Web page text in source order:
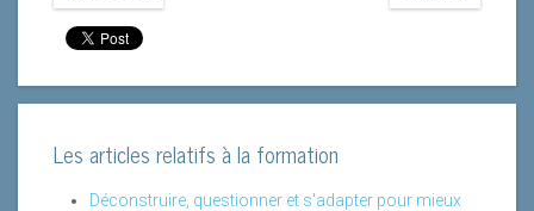
Les articles relatifs à la formation
Déconstruire, questionner et s'adapter pour mieux